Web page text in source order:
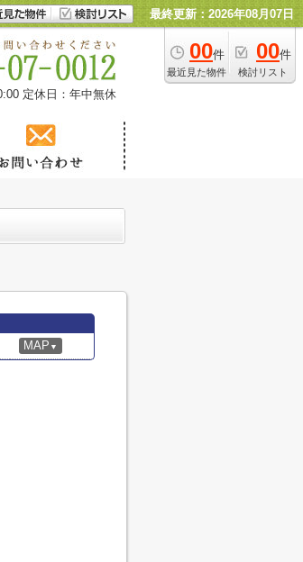
最終更新：2026年08月07日
00件
最近見た物件
00件
検討リスト
定休日：年中無休
MAP ▼